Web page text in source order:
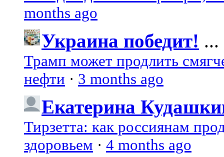
months ago
Украина победит! ...
Трамп может продлить
нефти · 3 months ago
Екатерина
Тирзетта: как россиянам
здоровьем · 4 months ago